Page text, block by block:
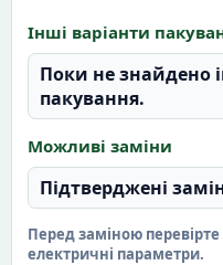
Інші варіанти
Поки не знайдено
пакування.
Можливі заміни
Підтверджені
Перед заміною
електричні параметри.